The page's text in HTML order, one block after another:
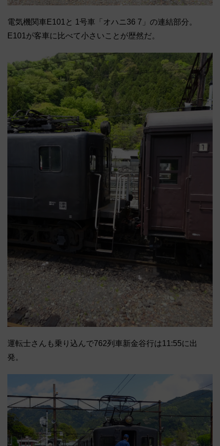
電気機関車E101と 1号車「オハニ36 7」の連結部分。
E101が客車に比べて小さいことが歴然だ。
運転士さんも乗り込んで762列車新金谷行は11:55に出
発。